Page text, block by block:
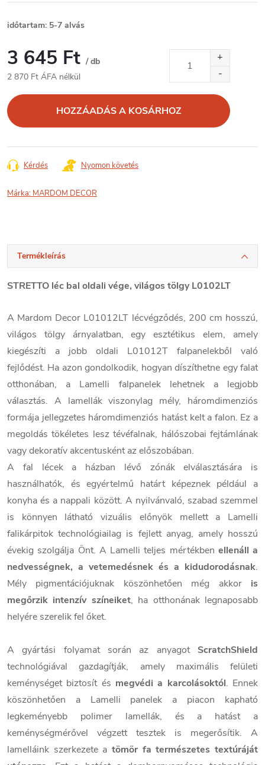
időtartam: 5-7 alvás
3 645 Ft / db
2 870 Ft ÁFA nélkül
HOZZÁADÁS A KOSÁRHOZ
Kérdés Nyomon követés
Márka: MARDOM DECOR
Termékleírás
STRETTO léc bal oldali vége, világos tölgy L0102LT
A Mardom Decor L01012LT lécvégződés, 200 cm hosszú,
világos tölgy árnyalatban, egy esztétikus elem, amely
kiegészíti a jobb oldali L01012T falpanelekből való
fejlődést. Ha azon gondolkodik, hogyan díszíthetne egy falat
otthonában, a Lamelli falpanelek lehetnek a legjobb
választás. A lamellák viszonylag mély, háromdimenziós
formája jellegzetes háromdimenziós hatást kelt a falon. Ez a
megoldás tökéletes lesz tévéfalnak, hálószobai fejtámlának
vagy dekoratív akcentusként az előszobában.
A fal lécek a házban lévő zónák elválasztására is
használhatók, és egyértelmű határt képeznek például a
konyha és a nappali között. A nyilvánvaló, szabad szemmel
is könnyen látható vizuális előnyök mellett a Lamelli
falikárpitok technológiailag is fejlett anyag, amely hosszú
évekig szolgálja Önt. A Lamelli teljes mértékben ellenáll a
nedvességnek, a vetemedésnek és a kidudorodásnak.
Mély pigmentációjuknak köszönhetően még akkor is
megőrzik intenzív színeiket, ha otthonának legnaposabb
helyére szerelik fel őket.
A gyártási folyamat során az anyagot ScratchShield
technológiával gazdagítják, amely maximális felületi
keménységet biztosít és megvédi a karcolásoktól. Ennek
köszönhetően a Lamelli panelek a piacon kapható
legkeményebb polimer lamellák, és a hatást a
keménységmérővel végzett tesztek is megerősítik. A
lamelláink szerkezete a tömör fa természetes textúráját